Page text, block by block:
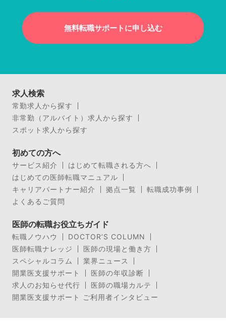
無料転職サポートに申し込む
求人検索
常勤求人から探す
非常勤（アルバイト）求人から探す
スポット求人から探す
初めての方へ
サービス紹介
はじめて転職される方へ
はじめての医師転職マニュアル
キャリアパートナー紹介
拠点一覧
転職成功事例
よくあるご質問
医師の転職お役立ちガイド
転職ノウハウ
DOCTOR’S COLUMN
医師転職ナレッジ
医師の現場と働き方
スペシャルコラム
業界ニュース
開業医支援サポート
医師の年収診断
求人のお知らせ代行
医師の職場カルテ
開業医支援サポート ご利用者インタビュー